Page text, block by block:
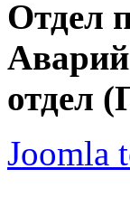
Отдел
отдел
Joomla